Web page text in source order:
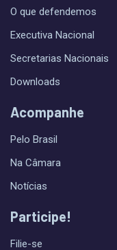
O que defendemos
Executiva Nacional
Secretarias Nacionais
Downloads
Acompanhe
Pelo Brasil
Na Câmara
Notícias
Participe!
Filie-se